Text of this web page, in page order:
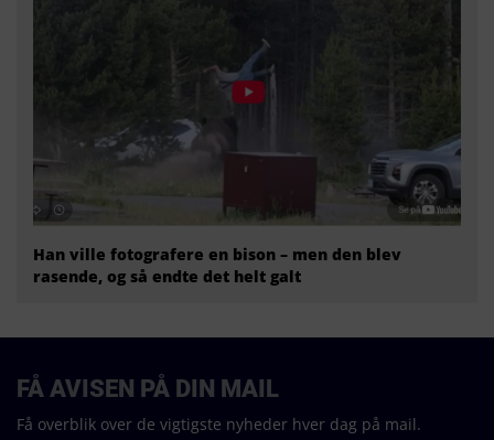
Han ville fotografere en bison – men den blev
rasende, og så endte det helt galt
FÅ AVISEN PÅ DIN MAIL
Få overblik over de vigtigste nyheder hver dag på mail.